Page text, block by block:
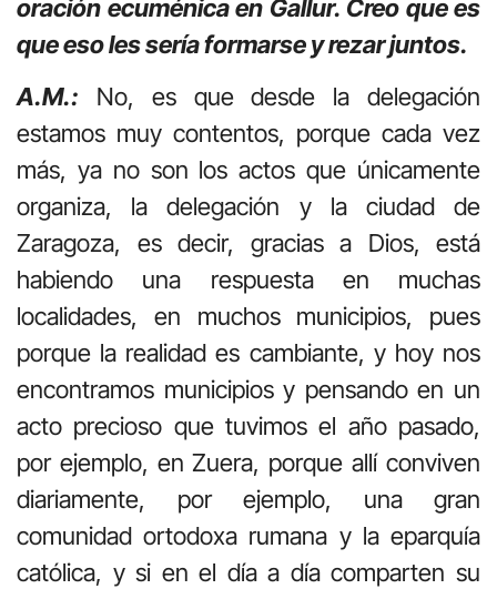
oración ecuménica en Gallur. Creo que es
que eso les sería formarse y rezar juntos.
A.M.: No, es que desde la delegación
estamos muy contentos, porque cada vez
más, ya no son los actos que únicamente
organiza, la delegación y la ciudad de
Zaragoza, es decir, gracias a Dios, está
habiendo una respuesta en muchas
localidades, en muchos municipios, pues
porque la realidad es cambiante, y hoy nos
encontramos municipios y pensando en un
acto precioso que tuvimos el año pasado,
por ejemplo, en Zuera, porque allí conviven
diariamente, por ejemplo, una gran
comunidad ortodoxa rumana y la eparquía
católica, y si en el día a día comparten su